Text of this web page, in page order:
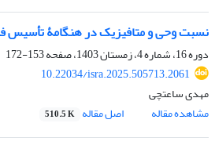
نسبت وحی و متافیزیک در هنگامۀ تأسیس
دوره 16، شماره 4، زمستان 1403، صفحه
153-172
10.22034/isra.2025.505713.2061
مهدی ساعتچی
مشاهده مقاله
اصل مقاله 510.5 K